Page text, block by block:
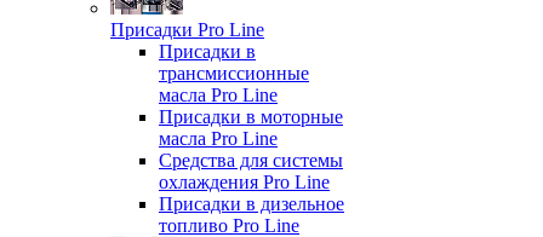
Присадки Pro Line
Присадки в
трансмиссионные
масла Pro Line
Присадки в моторные
масла Pro Line
Средства для системы
охлаждения Pro Line
Присадки в дизельное
топливо Pro Line